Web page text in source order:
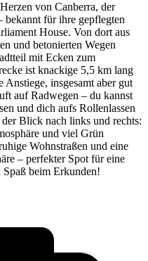
von Canberra, der
bekannt für ihre gepflegten
House. Von dort aus
und betonierten Wegen
mit Ecken zum
ist knackige 5,5 km lang
insgesamt aber gut
auf Radwegen – du kannst
und dich aufs Rollenlassen
Blick nach links und rechts:
und viel Grün
Wohnstraßen und eine
– perfekter Spot für eine
beim Erkunden!